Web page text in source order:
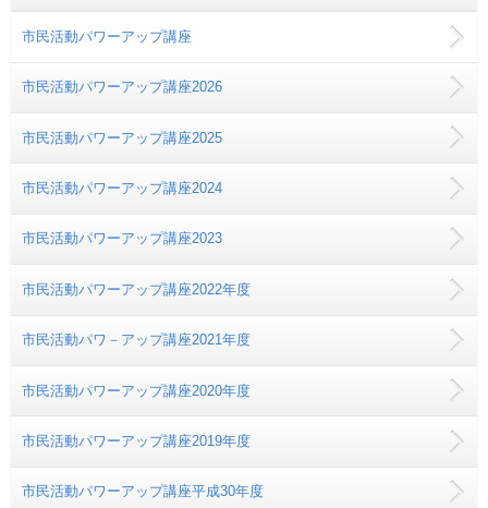
市民活動パワーアップ講座
市民活動パワーアップ講座2026
市民活動パワーアップ講座2025
市民活動パワーアップ講座2024
市民活動パワーアップ講座2023
市民活動パワーアップ講座2022年度
市民活動パワ－アップ講座2021年度
市民活動パワーアップ講座2020年度
市民活動パワーアップ講座2019年度
市民活動パワーアップ講座平成30年度